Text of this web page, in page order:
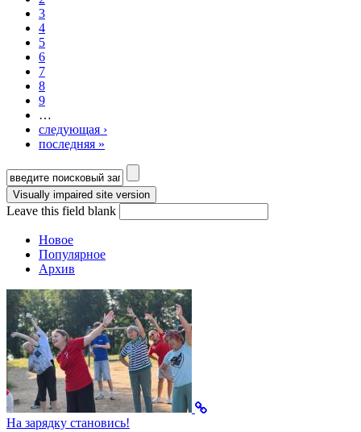
3
4
5
6
7
8
9
…
следующая ›
последняя »
Форма поиска
Leave this field blank
Новое
Популярное
Архив
На зарядку становись!